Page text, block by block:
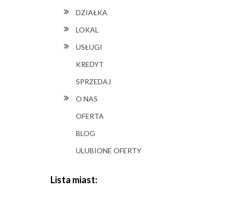
DZIAŁKA
LOKAL
USŁUGI
KREDYT
SPRZEDAJ
O NAS
OFERTA
BLOG
ULUBIONE OFERTY
Lista miast: